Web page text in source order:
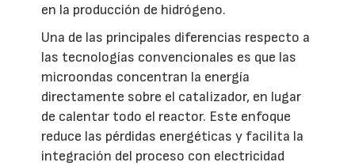
en la producción de hidrógeno.
Una de las principales diferencias respecto a
las tecnologías convencionales es que las
microondas concentran la energía
directamente sobre el catalizador, en lugar
de calentar todo el reactor. Este enfoque
reduce las pérdidas energéticas y facilita la
integración del proceso con electricidad